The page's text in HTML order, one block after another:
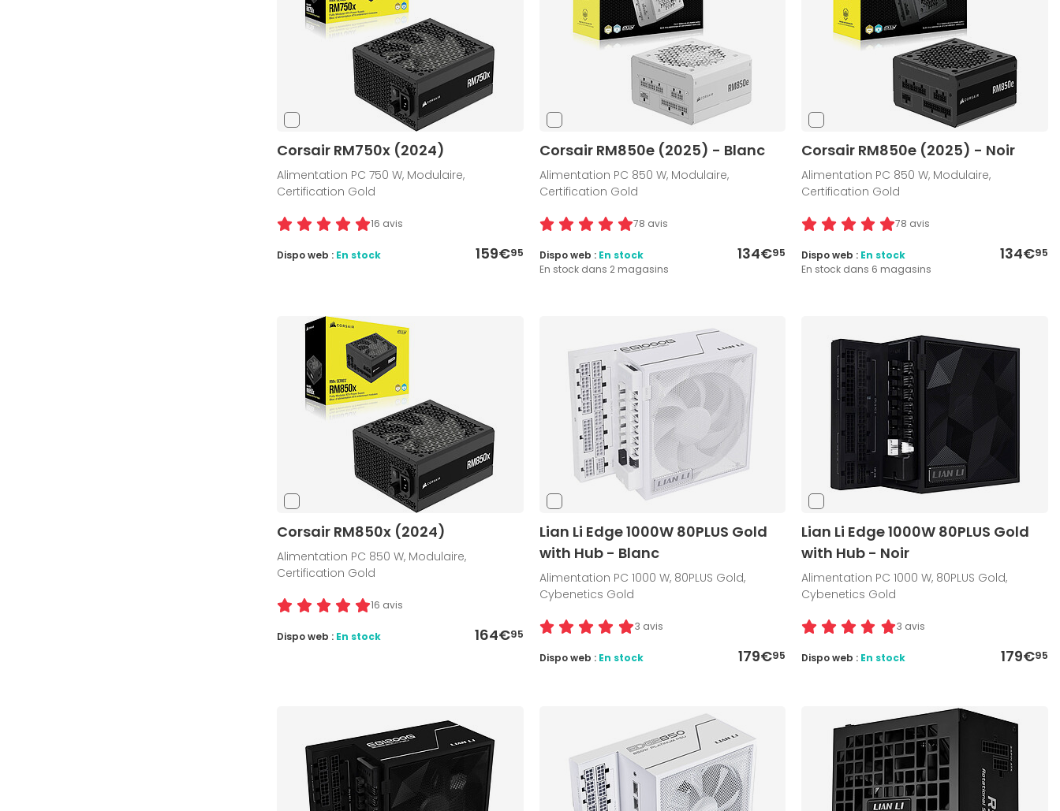
Corsair RM750x (2024)
Alimentation PC 750 W, Modulaire,
Certification Gold
16 avis
159€95
Dispo web : En stock
Corsair RM850e (2025) - Blanc
Alimentation PC 850 W, Modulaire,
Certification Gold
78 avis
134€95
Dispo web : En stock
En stock dans 2 magasins
Corsair RM850e (2025) - Noir
Alimentation PC 850 W, Modulaire,
Certification Gold
78 avis
134€95
Dispo web : En stock
En stock dans 6 magasins
Corsair RM850x (2024)
Alimentation PC 850 W, Modulaire,
Certification Gold
16 avis
164€95
Dispo web : En stock
Lian Li Edge 1000W 80PLUS Gold
with Hub - Blanc
Alimentation PC 1000 W, 80PLUS Gold,
Cybenetics Gold
3 avis
179€95
Dispo web : En stock
Lian Li Edge 1000W 80PLUS Gold
with Hub - Noir
Alimentation PC 1000 W, 80PLUS Gold,
Cybenetics Gold
3 avis
179€95
Dispo web : En stock